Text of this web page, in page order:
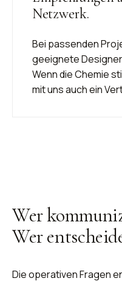
Netzwerk.
Bei passenden
geeignete
Wenn die Chemie
mit uns auch ein
Wer
Wer
Die operativen Fragen